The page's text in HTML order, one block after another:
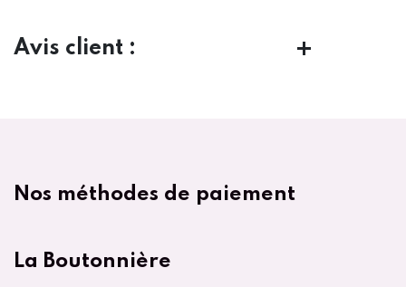
Avis client :
Nos méthodes de paiement
La Boutonnière